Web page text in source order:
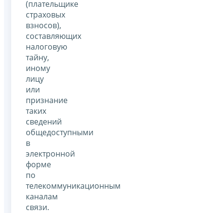
(плательщике
страховых
взносов),
составляющих
налоговую
тайну,
иному
лицу
или
признание
таких
сведений
общедоступными
в
электронной
форме
по
телекоммуникационным
каналам
связи.